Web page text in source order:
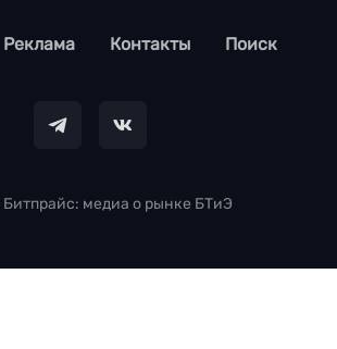
Реклама Контакты Поиск
медиа о рынке БТиЭ